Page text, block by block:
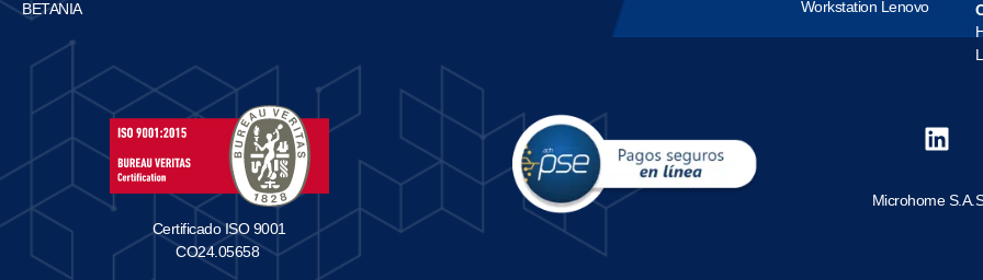
BETANIA
Workstation Lenovo
Certificado ISO 9001
CO24.05658
Microhome